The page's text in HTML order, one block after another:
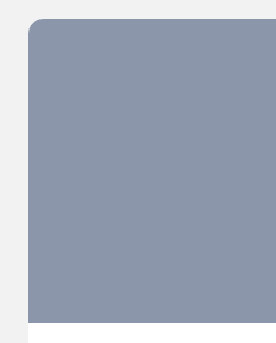
非最後的故事｜2022臺北藝穗